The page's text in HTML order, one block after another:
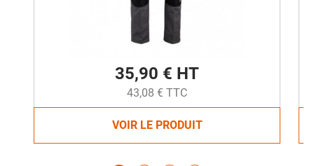
35,90 € HT
43,08 € TTC
VOIR LE PRODUIT